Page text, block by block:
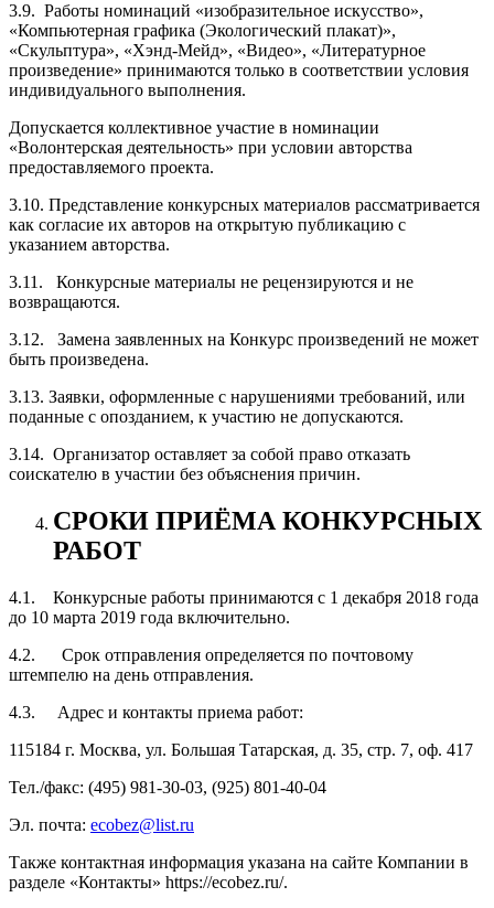
3.9. Работы номинаций «изобразительное искусство»,
«Компьютерная графика (Экологический плакат)»,
«Скульптура», «Хэнд-Мейд», «Видео», «Литературное
произведение» принимаются только в соответствии условия
индивидуального выполнения.
Допускается коллективное участие в номинации
«Волонтерская деятельность» при условии авторства
предоставляемого проекта.
3.10. Представление конкурсных материалов рассматривается
как согласие их авторов на открытую публикацию с
указанием авторства.
3.11. Конкурсные материалы не рецензируются и не
возвращаются.
3.12. Замена заявленных на Конкурс произведений не может
быть произведена.
3.13. Заявки, оформленные с нарушениями требований, или
поданные с опозданием, к участию не допускаются.
3.14. Организатор оставляет за собой право отказать
соискателю в участии без объяснения причин.
СРОКИ ПРИЁМА КОНКУРСНЫХ
РАБОТ
4.1. Конкурсные работы принимаются с 1 декабря 2018 года
до 10 марта 2019 года включительно.
4.2. Срок отправления определяется по почтовому
штемпелю на день отправления.
4.3. Адрес и контакты приема работ:
115184 г. Москва, ул. Большая Татарская, д. 35, стр. 7, оф. 417
Тел./факс: (495) 981-30-03, (925) 801-40-04
Эл. почта: ecobez@list.ru
Также контактная информация указана на сайте Компании в
разделе «Контакты» https://ecobez.ru/.